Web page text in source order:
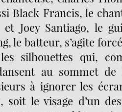
Black Francis, le
et Joey Santiago, le
le batteur, s’agite
silhouettes qui,
au sommet
à ignorer les
soit le visage d’un